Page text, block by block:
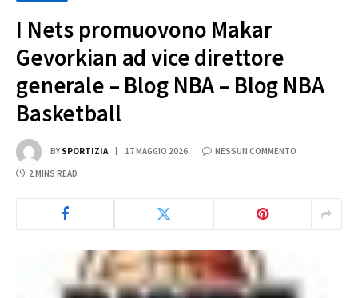
I Nets promuovono Makar
Gevorkian ad vice direttore
generale – Blog NBA – Blog NBA
Basketball
BY SPORTIZIA 17 MAGGIO 2026 NESSUN COMMENTO
2 MINS READ